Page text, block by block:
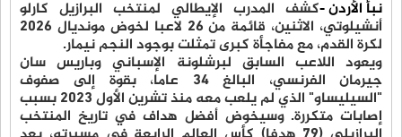
نبأ الأردن -كشف المدرب الإيطالي لمنتخب البرازيل كارلو
أنشيلوتي، الاثنين، قائمة من 26 لاعبا لخوض مونديال 2026
لكرة القدم، مع مفاجأة كبرى تمثلت بوجود النجم نيمار.
ويعود اللاعب السابق لبرشلونة الإسباني وباريس سان
جيرمان الفرنسي، البالغ 34 عاما، بقوة إلى صفوف
"السيليساو" الذي لم يلعب معه منذ تشرين الأول 2023 بسبب
إصابات متكررة. وسيخوض أفضل هداف في تاريخ المنتخب